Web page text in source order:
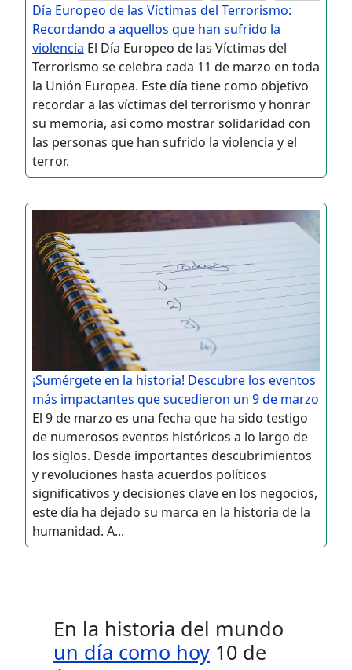
Día Europeo de las Víctimas del Terrorismo:
Recordando a aquellos que han sufrido la
violencia El Día Europeo de las Víctimas del
Terrorismo se celebra cada 11 de marzo en toda
la Unión Europea. Este día tiene como objetivo
recordar a las víctimas del terrorismo y honrar
su memoria, así como mostrar solidaridad con
las personas que han sufrido la violencia y el
terror.
¡Sumérgete en la historia! Descubre los eventos
más impactantes que sucedieron un 9 de marzo
El 9 de marzo es una fecha que ha sido testigo
de numerosos eventos históricos a lo largo de
los siglos. Desde importantes descubrimientos
y revoluciones hasta acuerdos políticos
significativos y decisiones clave en los negocios,
este día ha dejado su marca en la historia de la
humanidad. A...
En la historia del mundo
un día como hoy 10 de